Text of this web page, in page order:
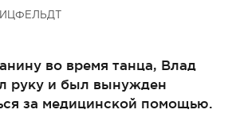
во время танца, Влад
руку и был вынужден
за медицинской помощью.